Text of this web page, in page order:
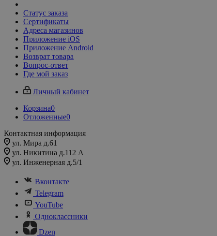
Статус заказа
Сертификаты
Адреса магазинов
Приложение iOS
Приложение Android
Возврат товара
Вопрос-ответ
Где мой заказ
Личный кабинет
Корзина0
Отложенные0
Контактная информация
ул. Мира д.61
ул. Никитина д.112 А
ул. Инженерная д.5/1
Вконтакте
Telegram
YouTube
Одноклассники
Dzen